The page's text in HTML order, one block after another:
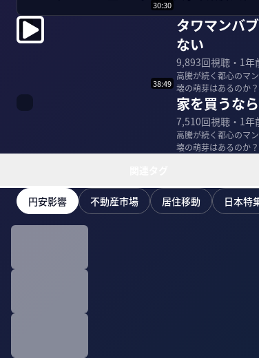
30:30
タワマンバ
ない
9,893回視聴・ 1年
高騰が続く都心のマ
壊の萌芽はあるのか
聞いた。 ＜ゲ...
38:49
家を買うな
7,510回視聴・ 1年
高騰が続く都心のマ
壊の萌芽はあるのか
円安影響 不動産市場 居住移動 日本特